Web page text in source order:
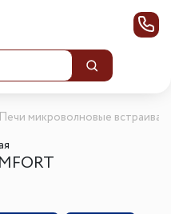
Печи микроволновые